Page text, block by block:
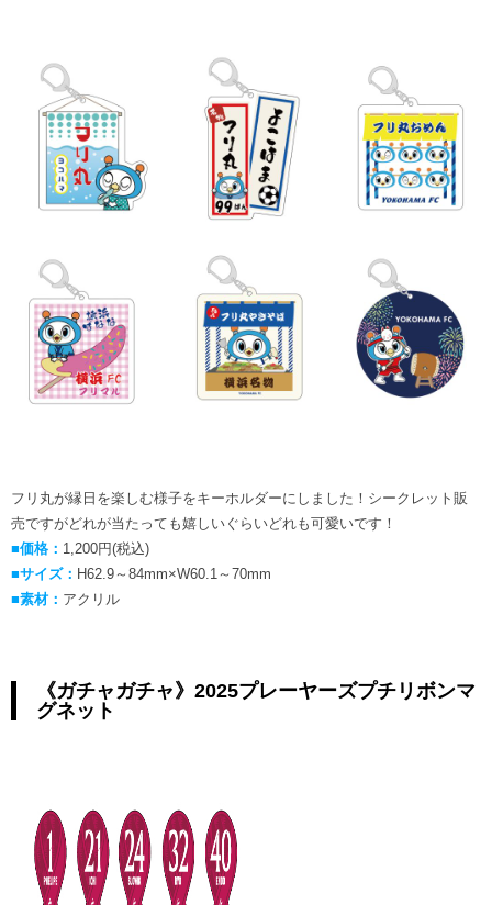
フリ丸が縁日を楽しむ様子をキーホルダーにしました！シークレット販
売ですがどれが当たっても嬉しいぐらいどれも可愛いです！
■価格： 1,200円(税込)
■サイズ： H62.9～84mm×W60.1～70mm
■素材： アクリル
《ガチャガチャ》2025プレーヤーズプチリボンマ
グネット